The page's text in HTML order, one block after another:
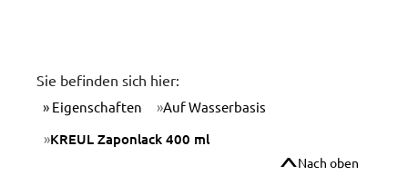
Sie befinden sich hier:
Eigenschaften Auf Wasserbasis
KREUL Zaponlack 400 ml
Nach oben